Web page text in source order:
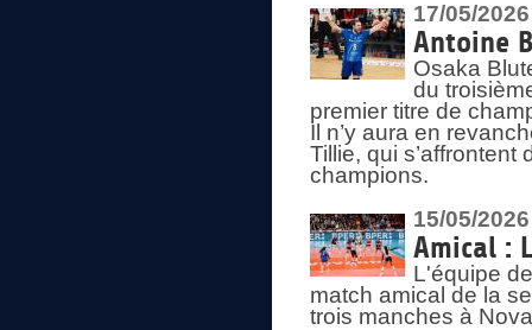
17/05/2026
Antoine
Osaka
du
premier titre de
Il n’y aura en
Tillie, qui
champions.
15/05/2026
Amical :
L'équipe
match amical de la
trois manches à